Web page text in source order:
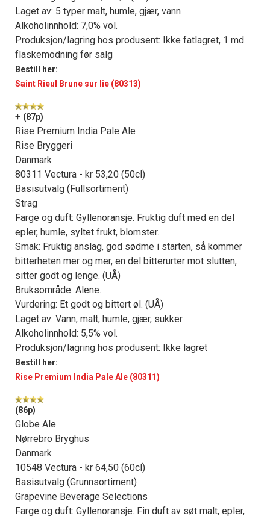
Laget av: 5 typer malt, humle, gjær, vann
Alkoholinnhold: 7,0% vol.
Produksjon/lagring hos produsent: Ikke fatlagret, 1 md.
flaskemodning før salg
Bestill her:
Saint Rieul Brune sur lie (80313)
+ (87p)
Rise Premium India Pale Ale
Rise Bryggeri
Danmark
80311 Vectura - kr 53,20 (50cl)
Basisutvalg (Fullsortiment)
Strag
Farge og duft: Gyllenoransje. Fruktig duft med en del
epler, humle, syltet frukt, blomster.
Smak: Fruktig anslag, god sødme i starten, så kommer
bitterheten mer og mer, en del bitterurter mot slutten,
sitter godt og lenge. (UÅ)
Bruksområde: Alene.
Vurdering: Et godt og bittert øl. (UÅ)
Laget av: Vann, malt, humle, gjær, sukker
Alkoholinnhold: 5,5% vol.
Produksjon/lagring hos produsent: Ikke lagret
Bestill her:
Rise Premium India Pale Ale (80311)
(86p)
Globe Ale
Nørrebro Bryghus
Danmark
10548 Vectura - kr 64,50 (60cl)
Basisutvalg (Grunnsortiment)
Grapevine Beverage Selections
Farge og duft: Gyllenoransje. Fin duft av søt malt, epler,